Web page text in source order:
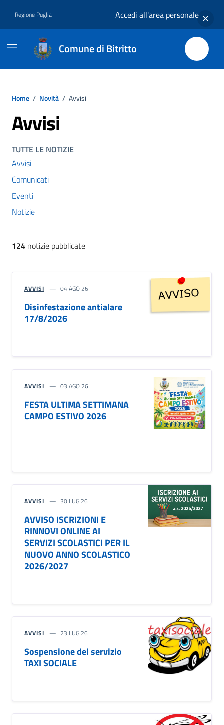
Regione Puglia Accedi all'area personale
Comune di Bitritto
Home / Novità / Avvisi
Avvisi
TUTTE LE NOTIZIE
Avvisi
Comunicati
Eventi
Notizie
124 notizie pubblicate
AVVISI 04 AGO 26
Disinfestazione antialare
17/8/2026
AVVISI 03 AGO 26
FESTA ULTIMA SETTIMANA
CAMPO ESTIVO 2026
AVVISI 30 LUG 26
AVVISO ISCRIZIONI E
RINNOVI ONLINE AI
SERVIZI SCOLASTICI PER IL
NUOVO ANNO SCOLASTICO
2026/2027
AVVISI 23 LUG 26
Sospensione del servizio
TAXI SOCIALE